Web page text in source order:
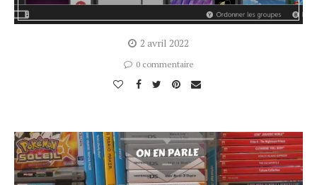
2 avril 2022
0 commentaire